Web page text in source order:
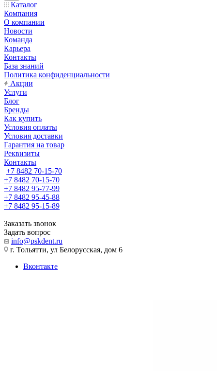
Каталог
Компания
О компании
Новости
Команда
Карьера
Контакты
База знаний
Политика конфиденциальности
Акции
Услуги
Блог
Бренды
Как купить
Условия оплаты
Условия доставки
Гарантия на товар
Реквизиты
Контакты
+7 8482 70-15-70
+7 8482 70-15-70
+7 8482 95-77-99
+7 8482 95-45-88
+7 8482 95-15-89
Заказать звонок
Задать вопрос
info@pskdent.ru
г. Тольятти, ул Белорусская, дом 6
Вконтакте